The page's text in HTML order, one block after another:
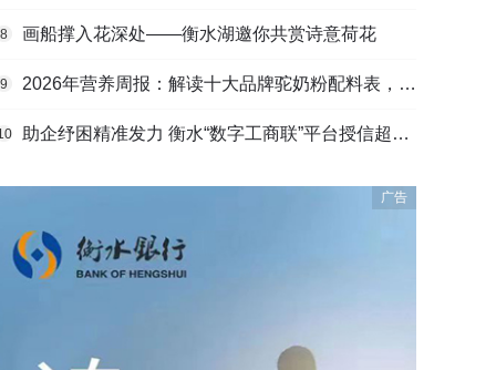
8 画船撑入花深处——衡水湖邀你共赏诗意荷花
9 2026年营养周报：解读十大品牌驼奶粉配料表，识别纯驼乳与益生元
助企纾困精准发力 衡水“数字工商联”平台授信超165亿元
广告